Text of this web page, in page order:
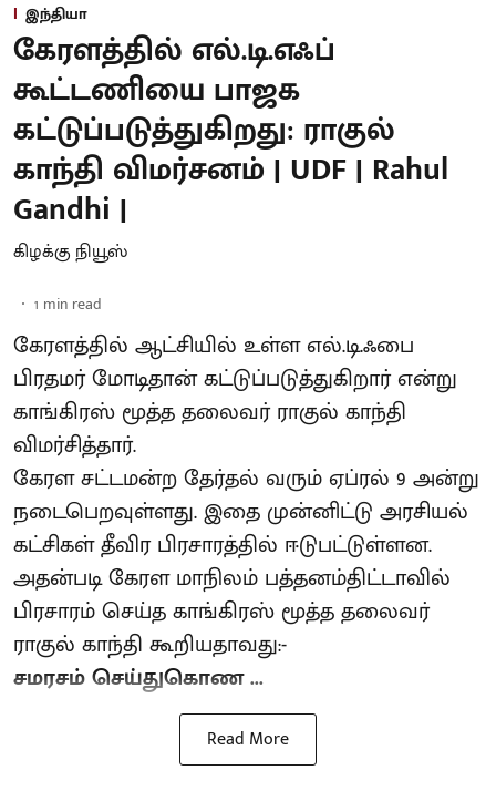
இந்தியா
கேரளத்தில் எல்.டி.எஃப்
கூட்டணியை பாஜக
கட்டுப்படுத்துகிறது: ராகுல்
காந்தி விமர்சனம் | UDF | Rahul
Gandhi |
கிழக்கு நியூஸ்
1 min read
கேரளத்தில் ஆட்சியில் உள்ள எல்.டி.ஃபை
பிரதமர் மோடிதான் கட்டுப்படுத்துகிறார் என்று
காங்கிரஸ் மூத்த தலைவர் ராகுல் காந்தி
விமர்சித்தார்.
கேரள சட்டமன்ற தேர்தல் வரும் ஏப்ரல் 9 அன்று
நடைபெறவுள்ளது. இதை முன்னிட்டு அரசியல்
கட்சிகள் தீவிர பிரசாரத்தில் ஈடுபட்டுள்ளன.
அதன்படி கேரள மாநிலம் பத்தனம்திட்டாவில்
பிரசாரம் செய்த காங்கிரஸ் மூத்த தலைவர்
ராகுல் காந்தி கூறியதாவது:-
சமரசம் செய்துகொண ...
Read More